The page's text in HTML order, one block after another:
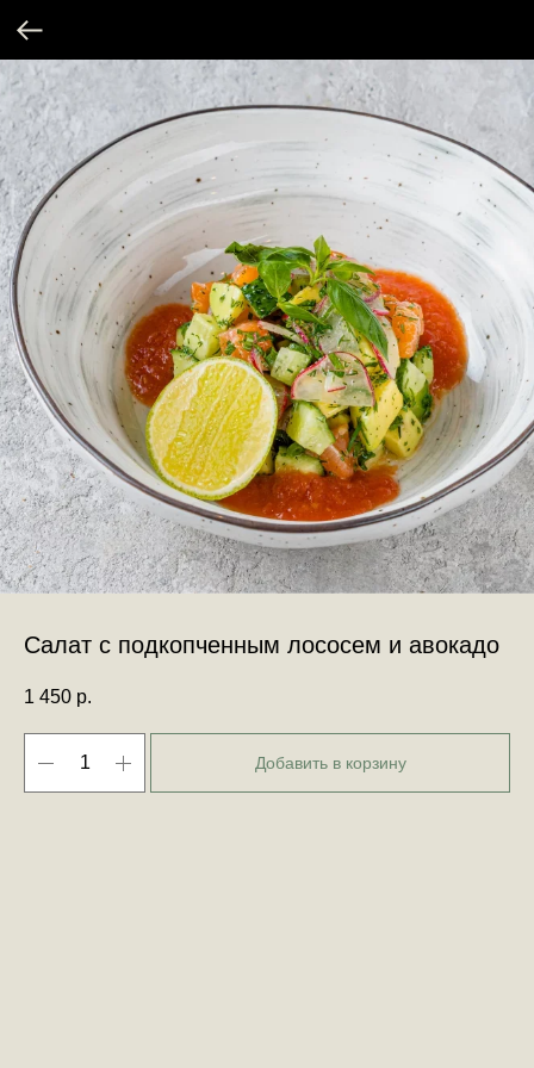
Салат с подкопченным лососем и авокадо
1 450 р.
Добавить в корзину